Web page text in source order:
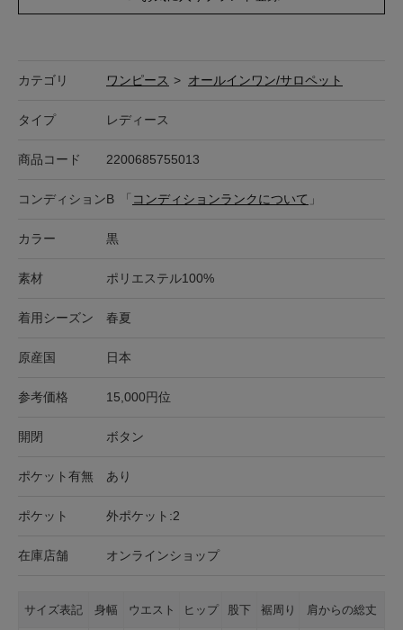
カテゴリ ワンピース > オールインワン/サロペット
タイプ レディース
商品コード 2200685755013
コンディションB 「 コンディションランクについて 」
カラー 黒
素材 ポリエステル100%
着用シーズン 春夏
原産国 日本
参考価格 15,000円位
開閉 ボタン
ポケット有無 あり
ポケット 外ポケット:2
在庫店舗 オンラインショップ
サイズ表記 身幅 ウエスト ヒップ 股下 裾周り 肩からの総丈